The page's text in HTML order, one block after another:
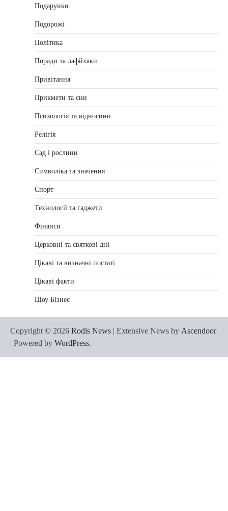
Подарунки
Подорожі
Політика
Поради та лафйхаки
Привітання
Прикмети та сни
Психологія та відносини
Релігія
Сад і рослини
Символіка та значення
Спорт
Технології та гаджети
Фінанси
Церковні та святкові дні
Цікаві та визначні постаті
Цікаві факти
Шоу Бізнес
Copyright © 2026 Rodis News | Extensive News by Ascendoor
| Powered by WordPress.